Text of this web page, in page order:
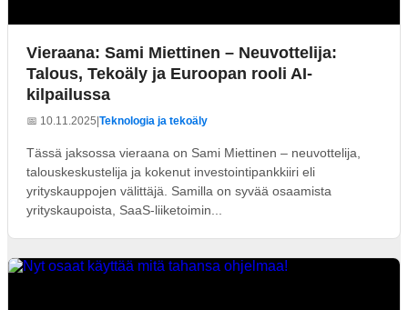
Vieraana: Sami Miettinen – Neuvottelija:
Talous, Tekoäly ja Euroopan rooli AI-
kilpailussa
📅 10.11.2025|Teknologia ja tekoäly
Tässä jaksossa vieraana on Sami Miettinen – neuvottelija,
talouskeskustelija ja kokenut investointipankkiiri eli
yrityskauppojen välittäjä. Samilla on syvää osaamista
yrityskaupoista, SaaS-liiketoimin...